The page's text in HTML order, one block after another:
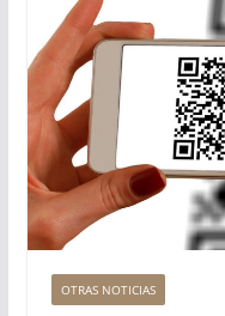
OTRAS NOTICIAS